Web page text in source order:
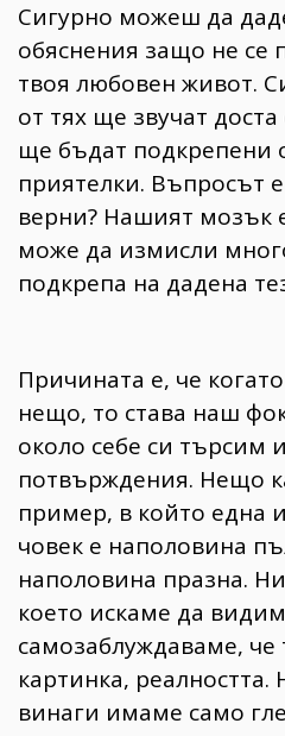
Сигурно можеш да
обяснения защо не се
твоя любовен живот.
от тях ще звучат
ще бъдат подкрепени
приятелки. Въпросът
верни? Нашият мозък
може да измисли
подкрепа на дадена
Причината е, че
нещо, то става наш
около себе си търсим
потвърждения. Нещо
пример, в който една
човек е наполовина
наполовина празна.
което искаме да
самозаблуждаваме, че
картинка,
винаги имаме само